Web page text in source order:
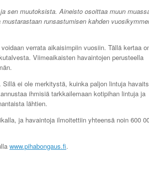
sen muutoksista. Aineisto osoittaa muun
runsastumisen kahden
verrata aikaisimpiin vuosiin. Tällä kertaa
Viimeaikaisten havaintojen perusteella
ei ole merkitystä, kuinka paljon lintuja
ihmisiä tarkkailemaan kotipihan lintuja ja
lähtien.
ja havaintoja ilmoitettiin yhteensä noin 600
www.pihabongaus.fi.